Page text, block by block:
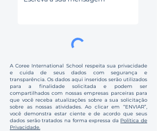
A Coree International School respeita sua privacidade
e cuida de seus dados com segurança e
transparência. Os dados aqui inseridos serão utilizados
para a finalidade solicitada e podem ser
compartilhados com nossas empresas parceiras para
que você receba atualizações sobre a sua solicitação
sobre as nossas atividades. Ao clicar em “ENVIAR”,
você demonstra estar ciente e de acordo que seus
dados serão tratados na forma expressa da Política de
Privacidade.